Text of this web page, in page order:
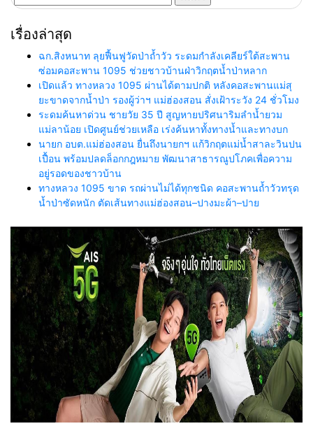
สำหรับ:
เรื่องล่าสุด
ฉก.สิงหนาท ลุยฟื้นฟูวัดป่าถ้ำวัว ระดมกำลังเคลียร์ใต้สะพาน
ซ่อมคอสะพาน 1095 ช่วยชาวบ้านฝ่าวิกฤตน้ำป่าหลาก
เปิดแล้ว ทางหลวง 1095 ผ่านได้ตามปกติ หลังคอสะพานแม่สุ
ยะขาดจากน้ำป่า รองผู้ว่าฯ แม่ฮ่องสอน สั่งเฝ้าระวัง 24 ชั่วโมง
ระดมค้นหาด่วน ชายวัย 35 ปี สูญหายปริศนาริมลำน้ำยวม
แม่ลาน้อย เปิดศูนย์ช่วยเหลือ เร่งค้นหาทั้งทางน้ำและทางบก
นายก อบต.แม่ฮ่องสอน ยื่นถึงนายกฯ แก้วิกฤตแม่น้ำสาละวินปน
เปื้อน พร้อมปลดล็อกกฎหมาย พัฒนาสาธารณูปโภคเพื่อความ
อยู่รอดของชาวบ้าน
ทางหลวง 1095 ขาด รถผ่านไม่ได้ทุกชนิด คอสะพานถ้ำวัวทรุด
น้ำป่าซัดหนัก ตัดเส้นทางแม่ฮ่องสอน–ปางมะผ้า–ปาย